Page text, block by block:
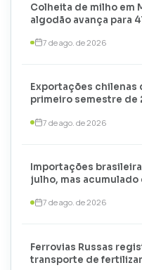
Colheita de milho em
algodão avança para
7 de ago. de 2026
Exportações chilenas
primeiro semestre de
7 de ago. de 2026
Importações
julho, mas
7 de ago. de 2026
Ferrovias Russas
transporte de